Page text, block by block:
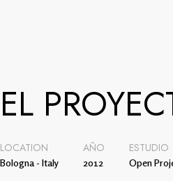
EL
LOCATION
Bologna - Italy
AÑO
2012
ESTUDIO
Open